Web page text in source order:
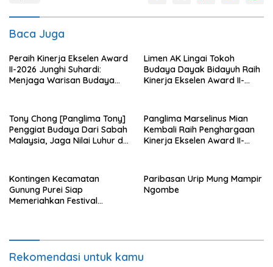
Baca Juga
Peraih Kinerja Ekselen Award
II-2026 Junghi Suhardi:
Menjaga Warisan Budaya
Limen AK Lingai Tokoh
Budaya Dayak Bidayuh Raih
Kinerja Ekselen Award II-
Tony Chong [Panglima Tony]
Penggiat Budaya Dari Sabah
Malaysia, Jaga Nilai Luhur di
Panglima Marselinus Mian
Kembali Raih Penghargaan
Kinerja Ekselen Award II-
Kontingen Kecamatan
Gunung Purei Siap
Memeriahkan Festival
Paribasan Urip Mung Mampir
Ngombe
Rekomendasi untuk kamu